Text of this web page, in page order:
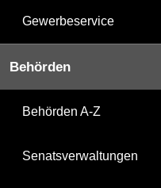
Gewerbeservice
Behörden
Behörden A-Z
Senatsverwaltungen